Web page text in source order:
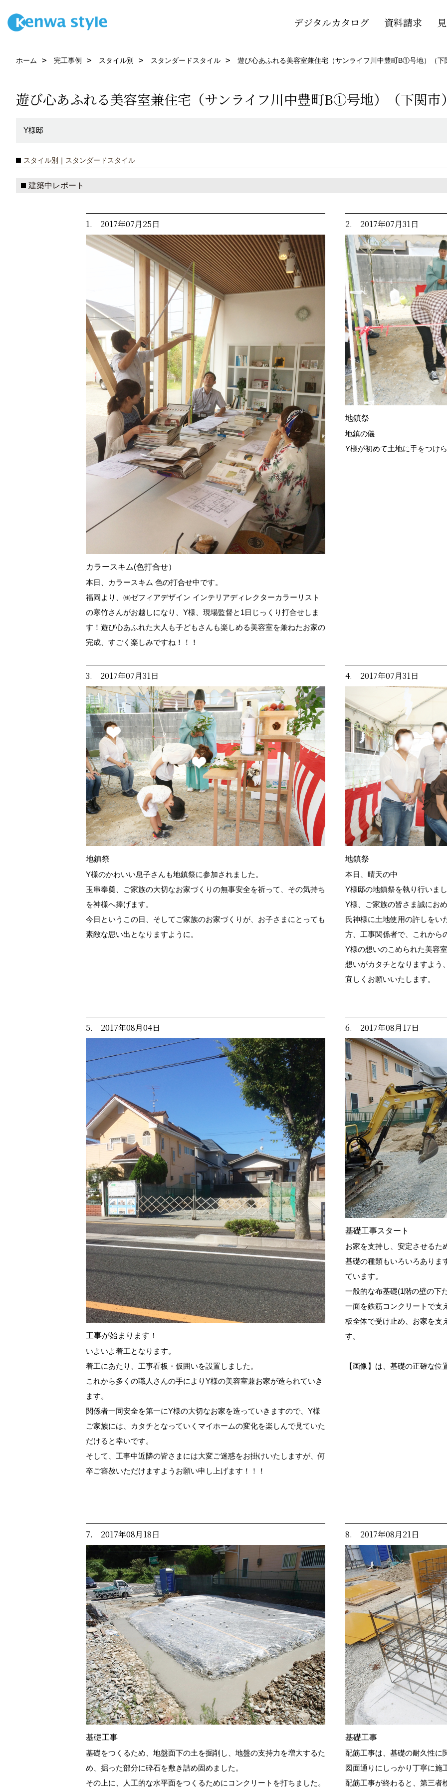
デジタルカタログ 資料請求
ホーム 完工事例 スタイル別 スタンダードスタイル 遊び心あふれる美容室兼住宅（サンライフ川中豊町B①号地）（下
遊び心あふれる美容室兼住宅（サンライフ川中豊町B①号地）（下関市
Y様邸
スタイル別｜スタンダードスタイル
建築中レポート
1. 2017年07月25日
カラースキム(色打合せ）
本日、カラースキム 色の打合せ中です。
福岡より、㈱ゼフィアデザイン インテリアディレクターカラーリスト
の寒竹さんがお越しになり、Y様、現場監督と1日じっくり打合せしま
す！遊び心あふれた大人も子どもさんも楽しめる美容室を兼ねたお家の
完成、すごく楽しみですね！！！
2. 2017年07月31日
地鎮祭
地鎮の儀
Y様が初めて土地に手をつけ
3. 2017年07月31日
地鎮祭
Y様のかわいい息子さんも地鎮祭に参加されました。
玉串奉奠、ご家族の大切なお家づくりの無事安全を祈って、その気持ち
を神様へ捧げます。
今日というこの日、そしてご家族のお家づくりが、お子さまにとっても
素敵な思い出となりますように。
4. 2017年07月31日
地鎮祭
本日、晴天の中
Y様邸の地鎮祭を執り行いま
Y様、ご家族の皆さま誠にお
氏神様に土地使用の許しをい
方、工事関係者で、これから
Y様の想いのこめられた美容
想いがカタチとなりますよう
宜しくお願いいたします。
5. 2017年08月04日
工事が始まります！
いよいよ着工となります。
着工にあたり、工事看板・仮囲いを設置しました。
これから多くの職人さんの手によりY様の美容室兼お家が造られていき
ます。
関係者一同安全を第一にY様の大切なお家を造っていきますので、Y様
ご家族には、カタチとなっていくマイホームの変化を楽しんで見ていた
だけると幸いです。
そして、工事中近隣の皆さまには大変ご迷惑をお掛けいたしますが、何
卒ご容赦いただけますようお願い申し上げます！！！
6. 2017年08月17日
基礎工事スタート
お家を支持し、安定させるた
基礎の種類もいろいろありま
ています。
一般的な布基礎(1階の壁の下
一面を鉄筋コンクリートで支
板全体で受け止め、お家を支
す。
【画像】は、基礎の正確な
7. 2017年08月18日
基礎工事
基礎をつくるため、地盤面下の土を掘削し、地盤の支持力を増大するた
め、掘った部分に砕石を敷き詰め固めました。
その上に、人工的な水平面をつくるためにコンクリートを打ちました。
8. 2017年08月21日
基礎工事
配筋工事は、基礎の耐久性に
図面通りにしっかり丁寧に施
配筋工事が終わると、第三者